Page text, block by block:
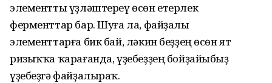
элементты үҙләштереү өсөн етерлек
ферменттар бар. Шуға ла, файҙалы
элементтарға бик бай, ләкин беҙҙең өсөн ят
ризыҡҡа ҡарағанда, үҙебеҙҙең бойҙайыбыҙ
үҙебеҙгә файҙалыраҡ.